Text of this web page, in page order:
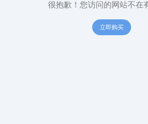
很抱歉！您访问的网站不在
立即购买